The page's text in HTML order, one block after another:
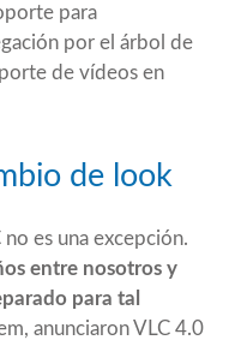
para
por el árbol de
de vídeos en
de look
es una excepción.
entre nosotros y
para tal
anunciaron VLC 4.0